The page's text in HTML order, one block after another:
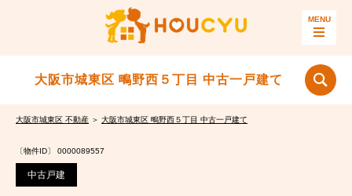
大阪市城東区 鴫野西５丁目 中古一戸建て
大阪市城東区 不動産 ＞ 大阪市城東区 鴫野西５丁目 中古一戸建て
〔物件ID〕 0000089557
中古戸建